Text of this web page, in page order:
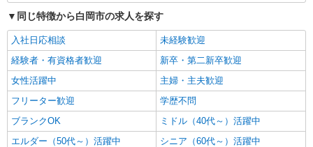
同じ特徴から白岡市の求人を探す
入社日応相談
未経験歓迎
経験者・有資格者歓迎
新卒・第二新卒歓迎
女性活躍中
主婦・主夫歓迎
フリーター歓迎
学歴不問
ブランクOK
ミドル（40代～）活躍中
エルダー（50代～）活躍中
シニア（60代～）活躍中